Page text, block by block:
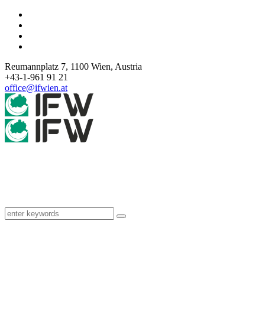
Reumannplatz 7, 1100 Wien, Austria
+43-1-961 91 21
office@ifwien.at